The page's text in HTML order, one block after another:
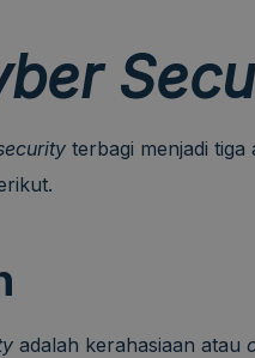
terbagi menjadi
adalah kerahasiaan atau